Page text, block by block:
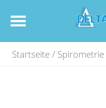
Startseite / Spirometrie